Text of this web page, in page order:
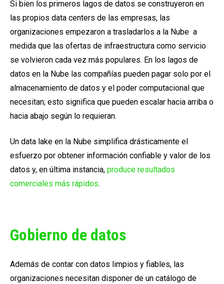
Si bien los primeros lagos de datos se construyeron en
las propios data centers de las empresas, las
organizaciones empezaron a trasladarlos a la Nube a
medida que las ofertas de infraestructura como servicio
se volvieron cada vez más populares. En los lagos de
datos en la Nube las compañías pueden pagar solo por el
almacenamiento de datos y el poder computacional que
necesitan; esto significa que pueden escalar hacia arriba o
hacia abajo según lo requieran.
Un data lake en la Nube simplifica drásticamente el
esfuerzo por obtener información confiable y valor de los
datos y, en última instancia, produce resultados
comerciales más rápidos.
Gobierno de datos
Además de contar con datos limpios y fiables, las
organizaciones necesitan disponer de un catálogo de